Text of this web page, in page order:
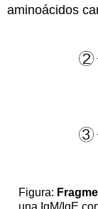
aminoácidos
Figura:
una IgM/IgE